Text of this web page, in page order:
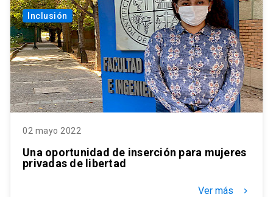
Inclusión
02 mayo 2022
Una oportunidad de inserción para mujeres
privadas de libertad
Ver más keyboard_arrow_right